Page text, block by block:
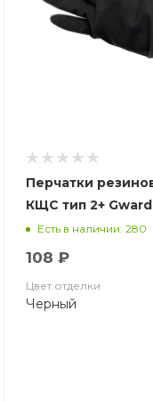
Перчатки
КЩС тип 2+ Gward
Есть в наличии: 280
108 ₽
Цвет отделки
Черный